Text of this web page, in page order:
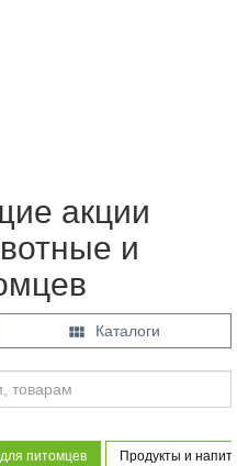
акции
и
 Каталоги
питомцев Продукты и